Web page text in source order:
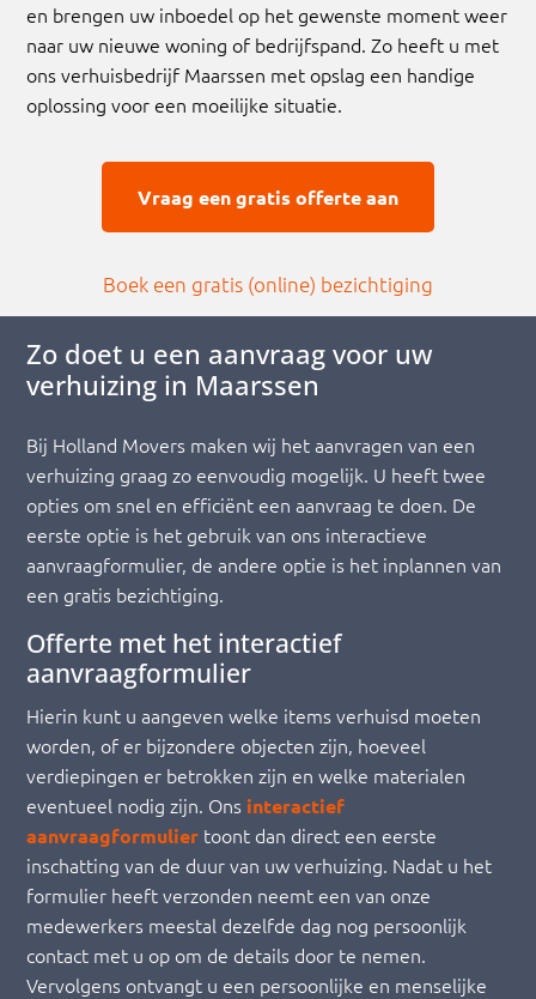
en brengen uw inboedel op het gewenste moment weer
naar uw nieuwe woning of bedrijfspand. Zo heeft u met
ons verhuisbedrijf Maarssen met opslag een handige
oplossing voor een moeilijke situatie.
Vraag een gratis offerte aan
Boek een gratis (online) bezichtiging
Zo doet u een aanvraag voor uw
verhuizing in Maarssen
Bij Holland Movers maken wij het aanvragen van een
verhuizing graag zo eenvoudig mogelijk. U heeft twee
opties om snel en efficiënt een aanvraag te doen. De
eerste optie is het gebruik van ons interactieve
aanvraagformulier, de andere optie is het inplannen van
een gratis bezichtiging.
Offerte met het interactief
aanvraagformulier
Hierin kunt u aangeven welke items verhuisd moeten
worden, of er bijzondere objecten zijn, hoeveel
verdiepingen er betrokken zijn en welke materialen
eventueel nodig zijn. Ons interactief
aanvraagformulier toont dan direct een eerste
inschatting van de duur van uw verhuizing. Nadat u het
formulier heeft verzonden neemt een van onze
medewerkers meestal dezelfde dag nog persoonlijk
contact met u op om de details door te nemen.
Vervolgens ontvangt u een persoonlijke en menselijke